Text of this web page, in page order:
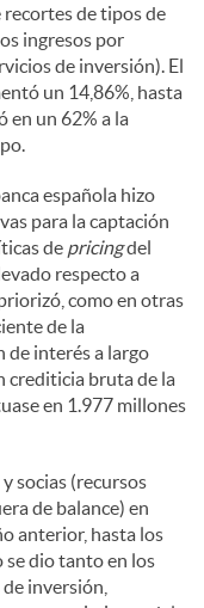
recortes de tipos de
ingresos por
de inversión). El
un 14,86%, hasta
en un 62% a la
española hizo
para la captación
de pricingdel
respecto a
como en otras
de la
de interés a largo
crediticia bruta de la
en 1.977 millones
socias (recursos
de balance) en
anterior, hasta los
se dio tanto en los
inversión,